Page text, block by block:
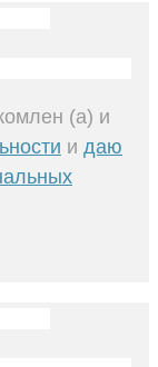
(а) и
и даю